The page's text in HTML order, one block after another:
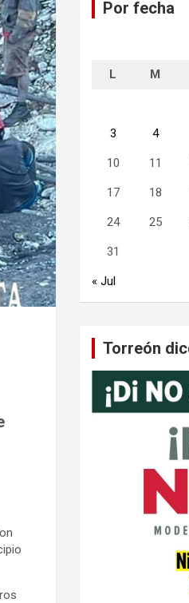
Por fecha
L M
3 4
10 11
17 18
24 25
31
« Jul
Torreón